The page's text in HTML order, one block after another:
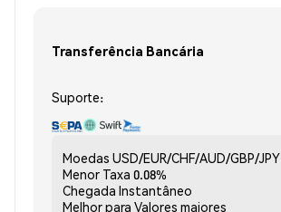
Transferência Bancária
Suporte:
Moedas USD/EUR/CHF/AUD/GBP/JPY
Menor Taxa 0.08%
Chegada Instantâneo
Melhor para Valores maiores